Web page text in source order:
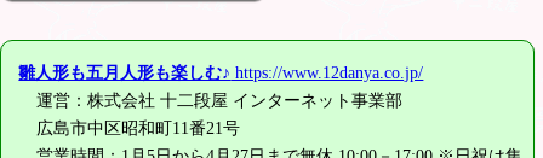
雛人形も五月人形も楽しむ♪ https://www.12danya.co.jp/
運営：株式会社 十二段屋 インターネット事業部
広島市中区昭和町11番21号